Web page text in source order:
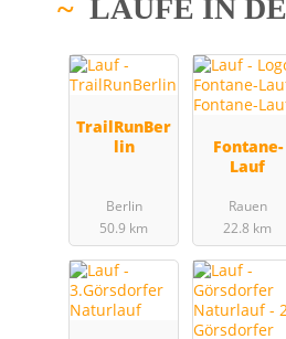
LÄUFE IN
TrailRunBer
lin
Berlin
50.9 km
Fontane-
Lauf
Rauen
22.8 km